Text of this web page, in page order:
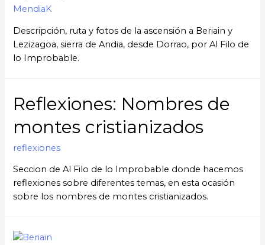
MendiaK
Descripción, ruta y fotos de la ascensión a Beriain y
Lezizagoa, sierra de Andia, desde Dorrao, por Al Filo de
lo Improbable.
Reflexiones: Nombres de
montes cristianizados
reflexiones
Seccion de Al Filo de lo Improbable donde hacemos
reflexiones sobre diferentes temas, en esta ocasión
sobre los nombres de montes cristianizados.